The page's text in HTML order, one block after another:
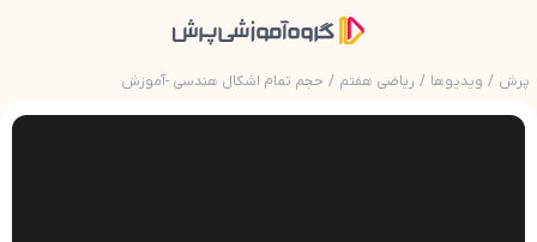
پرش / ویدیوها / ریاضی هفتم / حجم تمام اشکال هندسی -آموزش